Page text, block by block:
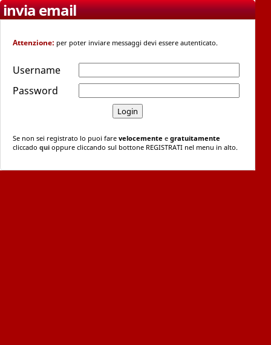
invia email
Attenzione: per poter inviare messaggi devi essere autenticato.
Username
Password
Se non sei registrato lo puoi fare velocemente e gratuitamente
cliccado qui oppure cliccando sul bottone REGISTRATI nel menu in alto.